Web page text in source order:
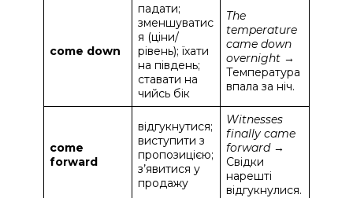
come down
падати;
зменшуватис
я (ціни/
рівень); їхати
на південь;
ставати на
чийсь бік
The
temperature
came down
overnight →
Температура
впала за ніч.
come
forward
відгукнутися;
виступити з
пропозицією;
з’явитися у
продажу
Witnesses
finally came
forward→
Свідки
нарешті
відгукнулися.